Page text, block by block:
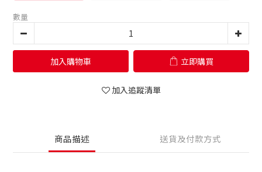
數量
加入購物車 立即購買
加入追蹤清單
商品描述 送貨及付款方式